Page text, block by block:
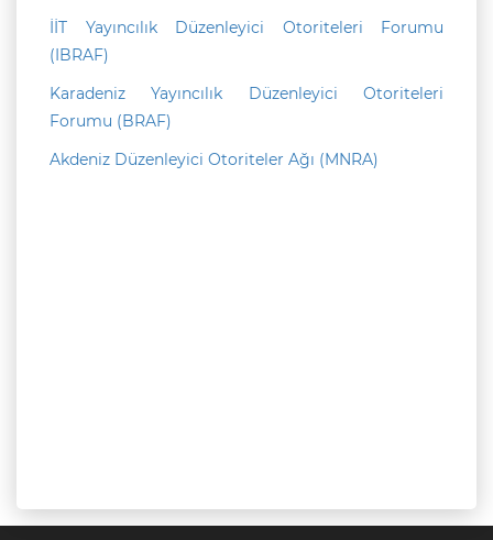
İİT Yayıncılık Düzenleyici Otoriteleri Forumu
(IBRAF)
Karadeniz Yayıncılık Düzenleyici Otoriteleri
Forumu (BRAF)
Akdeniz Düzenleyici Otoriteler Ağı (MNRA)